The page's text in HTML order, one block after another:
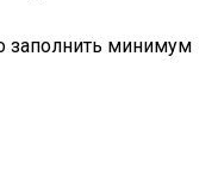
заполнить минимум